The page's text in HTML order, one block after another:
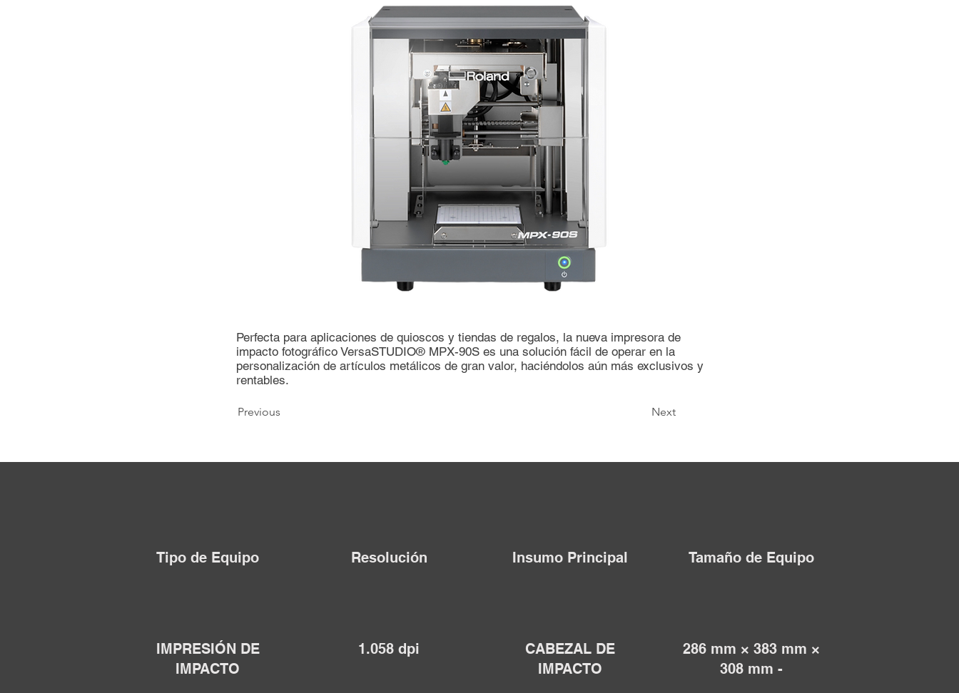
Perfecta para aplicaciones de quioscos y tiendas de regalos, la nueva impresora de
impacto fotográfico VersaSTUDIO® MPX-90S es una solución fácil de operar en la
personalización de artículos metálicos de gran valor, haciéndolos aún más exclusivos y
rentables.
Previous Next
Tipo de Equipo
IMPRESIÓN DE
IMPACTO
Resolución
1.058 dpi
Insumo Principal
CABEZAL DE
IMPACTO
Tamaño de Equipo
286 mm × 383 mm ×
308 mm -